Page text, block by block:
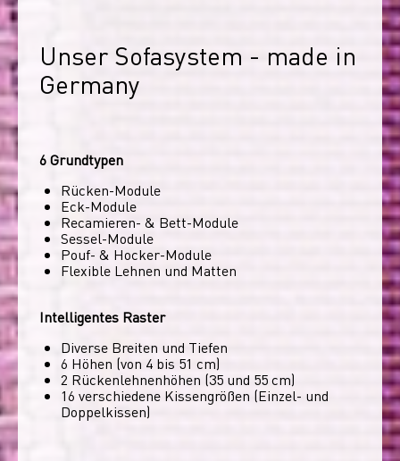
Unser Sofasystem - made in
Germany
6 Grundtypen
Rücken-Module
Eck-Module
Recamieren- & Bett-Module
Sessel-Module
Pouf- & Hocker-Module
Flexible Lehnen und Matten
Intelligentes Raster
Diverse Breiten und Tiefen
6 Höhen (von 4 bis 51 cm)
2 Rückenlehnenhöhen (35 und 55 cm)
16 verschiedene Kissengrößen (Einzel- und
Doppelkissen)